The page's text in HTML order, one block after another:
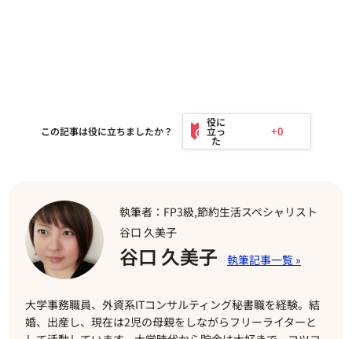
この記事は役に立ちましたか？ +0
執筆者：FP3級,節約生活スペシャリスト
谷口 久美子
谷口 久美子
大学事務職員、外資系ITコンサルティング秘書職を経験。結
婚、出産し、現在は2児の母親をしながらフリーライターと